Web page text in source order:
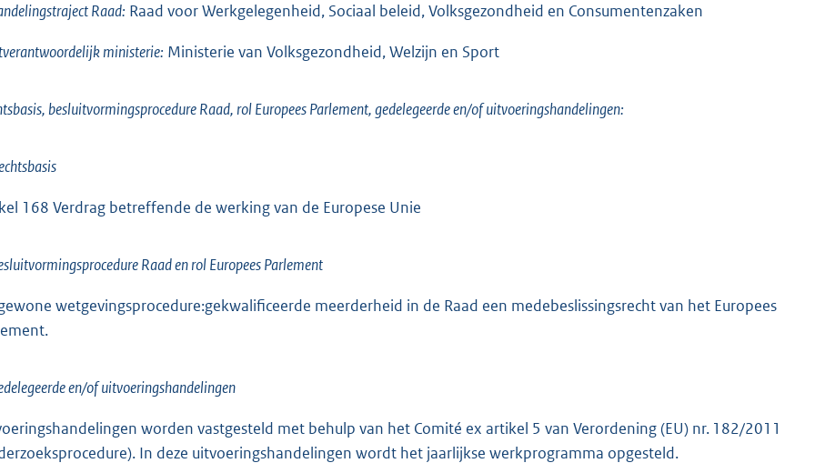
Raad: Raad voor Werkgelegenheid, Sociaal beleid, Volksgezondheid en Consumentenzaken
ministerie: Ministerie van Volksgezondheid, Welzijn en Sport
besluitvormingsprocedure Raad, rol Europees Parlement, gedelegeerde en/of uitvoeringshandelingen:
168 Verdrag betreffende de werking van de Europese Unie
Raad en rol Europees Parlement
wetgevingsprocedure:gekwalificeerde meerderheid in de Raad een medebeslissingsrecht van het Europees
en/of uitvoeringshandelingen
worden vastgesteld met behulp van het Comité ex artikel 5 van Verordening (EU) nr. 182/2011
In deze uitvoeringshandelingen wordt het jaarlijkse werkprogramma opgesteld.